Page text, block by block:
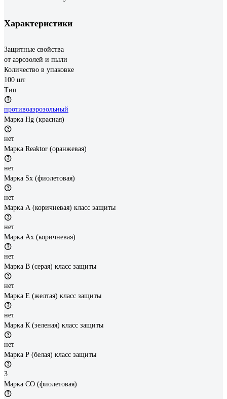
Характеристики
Защитные свойства
от аэрозолей и пыли
Количество в упаковке
100 шт
Тип
противоаэрозольный
Марка Hg (красная)
нет
Марка Reaktor (оранжевая)
нет
Марка Sx (фиолетовая)
нет
Марка А (коричневая) класс защиты
нет
Марка Ах (коричневая)
нет
Марка В (серая) класс защиты
нет
Марка Е (желтая) класс защиты
нет
Марка К (зеленая) класс защиты
нет
Марка Р (белая) класс защиты
3
Марка СО (фиолетовая)